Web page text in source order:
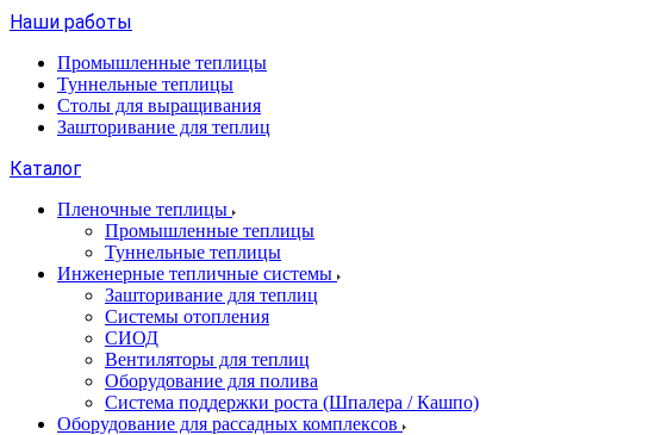
Наши работы
Промышленные теплицы
Туннельные теплицы
Столы для выращивания
Зашторивание для теплиц
Каталог
Пленочные теплицы
Промышленные теплицы
Туннельные теплицы
Инженерные тепличные системы
Зашторивание для теплиц
Системы отопления
СИОД
Вентиляторы для теплиц
Оборудование для полива
Система поддержки роста (Шпалера / Кашпо)
Оборудование для рассадных комплексов